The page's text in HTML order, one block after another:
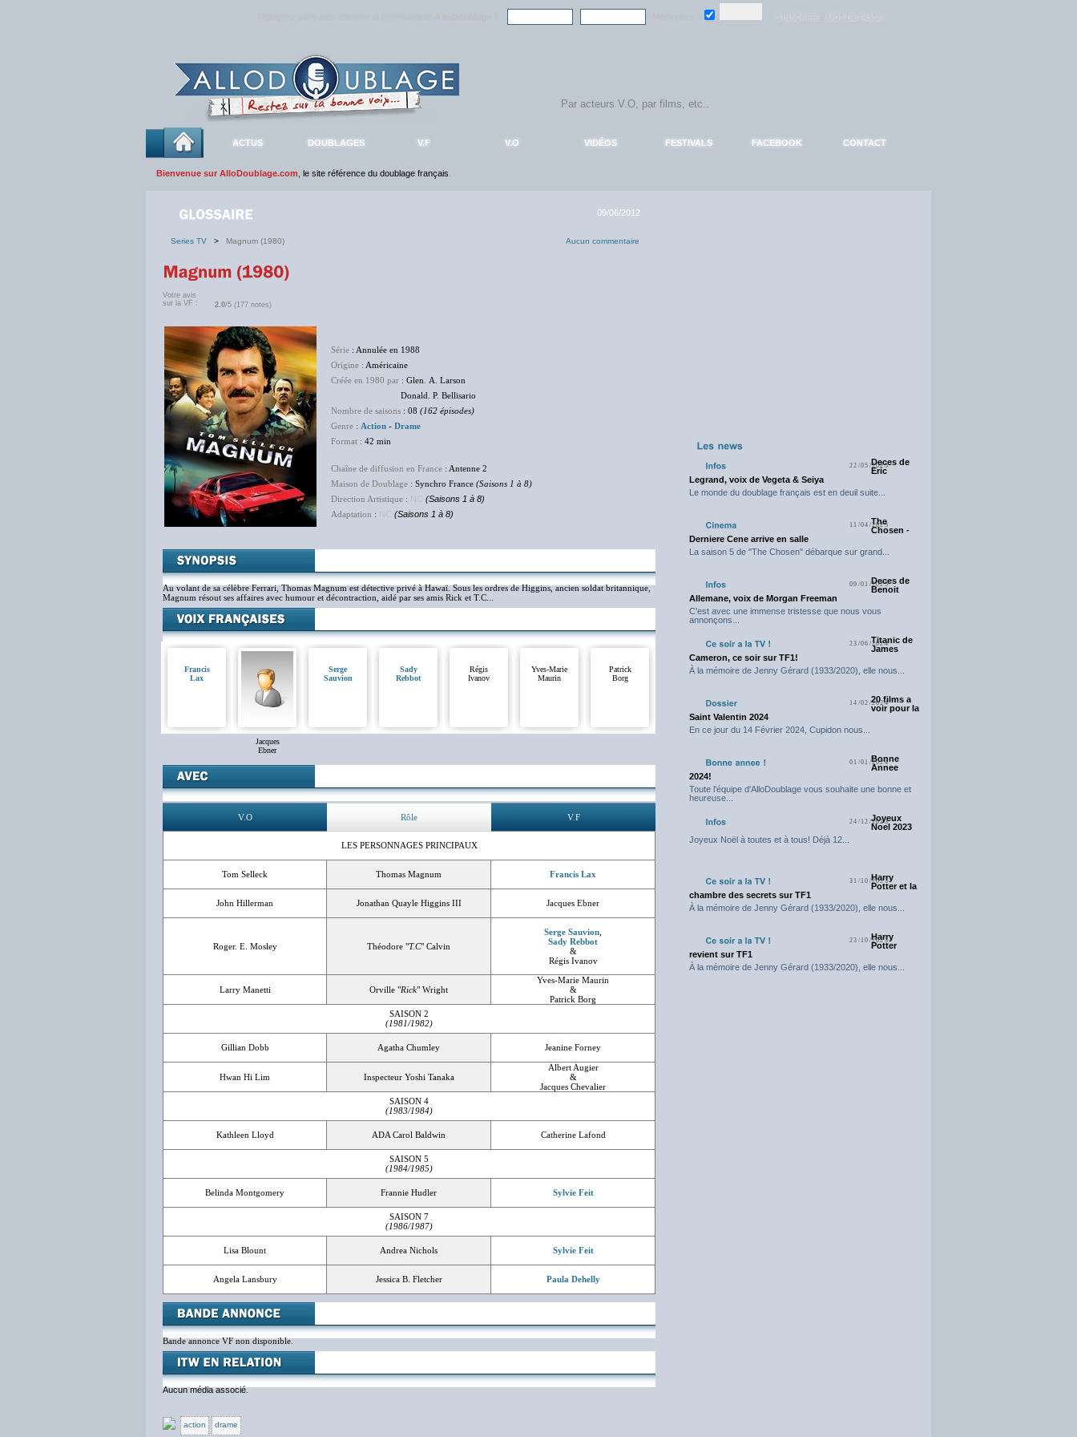
ACTUS DOUBLAGES V.F V.O VIDÉOS FESTIVALS FACEBOOK CONTACT
Bienvenue sur AlloDoublage.com , le site référence du doublage français.
09/06/2012
Series TV > Magnum (1980) Aucun commentaire
Votre avis
sur la VF :
2.0/5 (177 notes)
Série : Annulée en 1988
Origine : Américaine
Créée en 1980 par : Glen. A. Larson
Donald. P. Bellisario
Nombre de saisons : 08 (162 épisodes)
Genre : Action - Drame
Format : 42 min
Chaîne de diffusion en France : Antenne 2
Maison de Doublage : Synchro France (Saisons 1 à 8)
Direction Artistique : NC (Saisons 1 à 8)
Adaptation : NC (Saisons 1 à 8)
Au volant de sa célèbre Ferrari, Thomas Magnum est détective privé à Hawaï. Sous les ordres de Higgins, ancien soldat britannique,
Magnum résout ses affaires avec humour et décontraction, aidé par ses amis Rick et T.C...
Francis
Lax
Jacques
Ebner
Serge
Sauvion
Sady
Rebbot
Régis
Ivanov
Yves-Marie
Maurin
Patrick
Borg
V.O Rôle V.F
LES PERSONNAGES PRINCIPAUX
Tom Selleck Thomas Magnum Francis Lax
John Hillerman Jonathan Quayle Higgins III Jacques Ebner
Roger. E. Mosley Théodore "T.C" Calvin
Serge Sauvion
Sady Rebbot
&
Régis Ivanov
Larry Manetti Orville "Rick" Wright
Yves-Marie Maurin
&
Patrick Borg
SAISON 2
(1981/1982)
Gillian Dobb Agatha Chumley Jeanine Forney
Hwan Hi Lim Inspecteur Yoshi Tanaka
Albert Augier
&
Jacques Chevalier
SAISON 4
(1983/1984)
Kathleen Lloyd ADA Carol Baldwin Catherine Lafond
SAISON 5
(1984/1985)
Belinda Montgomery Frannie Hudler Sylvie Feit
SAISON 7
(1986/1987)
Lisa Blount Andrea Nichols Sylvie Feit
Angela Lansbury Jessica B. Fletcher Paula Dehelly
Bande annonce VF non disponible.
Aucun média associé.
action drame
22/05/2025Deces de
Eric
Legrand, voix de Vegeta & Seiya
Le monde du doublage français est en deuil suite...
11/04/2025
The
Chosen -
Derniere Cene arrive en salle
La saison 5 de "The Chosen" débarque sur grand...
09/01/2025Deces de
Benoit
Allemane, voix de Morgan Freeman
C'est avec une immense tristesse que nous vous
annonçons...
23/06/2024Titanic de
James
Cameron, ce soir sur TF1!
À la mémoire de Jenny Gérard (1933/2020), elle nous...
14/02/202420 films a
voir pour la
Saint Valentin 2024
En ce jour du 14 Février 2024, Cupidon nous...
01/01/2024
Bonne
Annee
2024!
Toute l'équipe d'AlloDoublage vous souhaite une bonne et
heureuse...
24/12/2023
Joyeux
Noel 2023
Joyeux Noël à toutes et à tous! Déjà 12...
31/10/2023
Harry
Potter et la
chambre des secrets sur TF1
À la mémoire de Jenny Gérard (1933/2020), elle nous...
23/10/2023
Harry
Potter
revient sur TF1
À la mémoire de Jenny Gérard (1933/2020), elle nous...